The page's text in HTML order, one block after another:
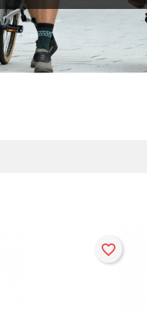
favorite_border